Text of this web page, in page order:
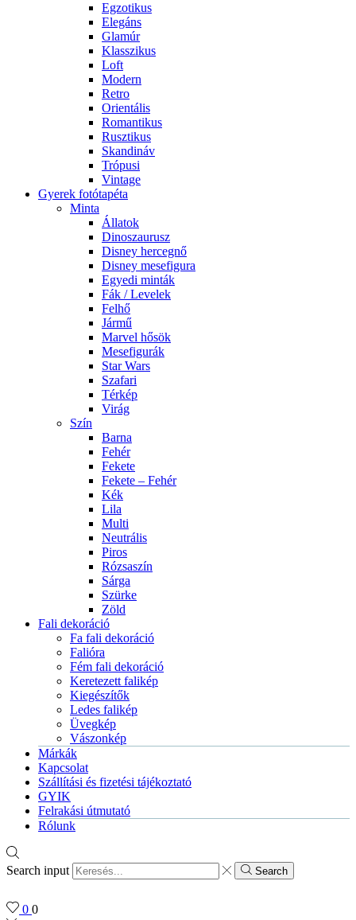
Egzotikus
Elegáns
Glamúr
Klasszikus
Loft
Modern
Retro
Orientális
Romantikus
Rusztikus
Skandináv
Trópusi
Vintage
Gyerek fotótapéta
Minta
Állatok
Dinoszaurusz
Disney hercegnő
Disney mesefigura
Egyedi minták
Fák / Levelek
Felhő
Jármű
Marvel hősök
Mesefigurák
Star Wars
Szafari
Térkép
Virág
Szín
Barna
Fehér
Fekete
Fekete – Fehér
Kék
Lila
Multi
Neutrális
Piros
Rózsaszín
Sárga
Szürke
Zöld
Fali dekoráció
Fa fali dekoráció
Falióra
Fém fali dekoráció
Keretezett falikép
Kiegészítők
Ledes falikép
Üvegkép
Vászonkép
Márkák
Kapcsolat
Szállítási és fizetési tájékoztató
GYIK
Felrakási útmutató
Rólunk
Search input Search
0 0